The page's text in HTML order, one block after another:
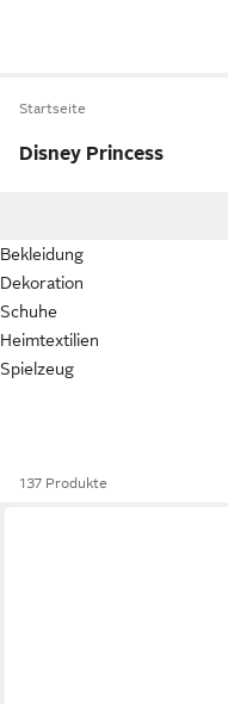
Startseite
Disney Princess
Bekleidung
Dekoration
Schuhe
Heimtextilien
Spielzeug
137 Produkte